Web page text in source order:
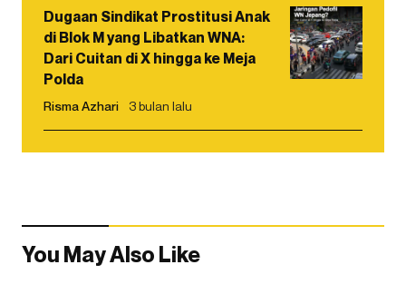
Dugaan Sindikat Prostitusi Anak
di Blok M yang Libatkan WNA:
Dari Cuitan di X hingga ke Meja
Polda
Risma Azhari 3 bulan lalu
You May Also Like